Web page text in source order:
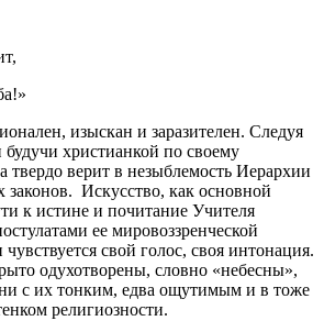
изыскан и заразителен. Следуя
христианкой по своему
твердо верит в незыблемость Иерархии
Искусство, как основной
к истине и почитание Учителя
ее мировоззренческой
свой голос, своя интонация.
одухотворены, словно «небесны»,
с их тонким, едва ощутимым и в тоже
религиозности.